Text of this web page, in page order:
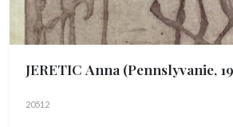
JERETIC Anna (Pennslyvanie,
20512